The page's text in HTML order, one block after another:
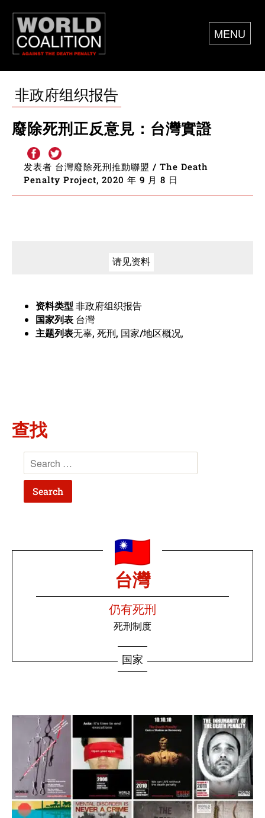
MENU
非政府组织报告
廢除死刑正反意見：台灣實證
发表者 台灣廢除死刑推動聯盟 / The Death
Penalty Project, 2020 年 9 月 8 日
请见资料
资料类型 非政府组织报告
国家列表 台灣
主题列表无辜, 死刑, 国家/地区概况,
查找
台灣
仍有死刑
死刑制度
国家